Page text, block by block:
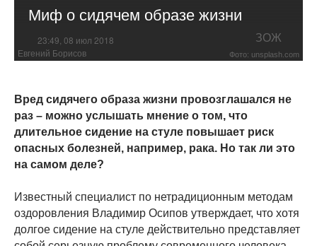
Миф о сидячем образе жизни
23:49, 08 июл 2018 ЗОЖ
Евгений Борисов Фото: unsplash.com
Вред сидячего образа жизни провозглашался не
раз – можно услышать мнение о том, что
длительное сидение на стуле повышает риск
опасных болезней, например, рака. Но так ли это
на самом деле?
Известный специалист по нетрадиционным методам
оздоровления Владимир Осипов утверждает, что хотя
долгое сидение на стуле действительно представляет